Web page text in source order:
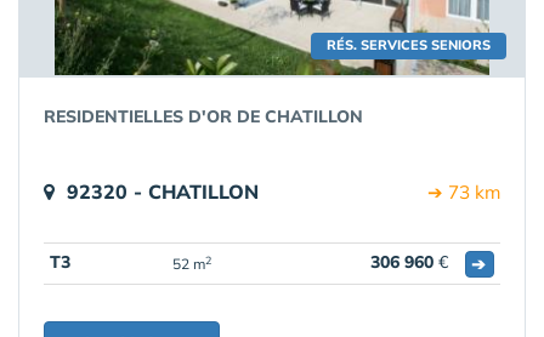
RÉS. SERVICES SENIORS
RESIDENTIELLES D'OR DE CHATILLON
92320 - CHATILLON ➔ 73 km
T3 52 m2 306 960 € ➔